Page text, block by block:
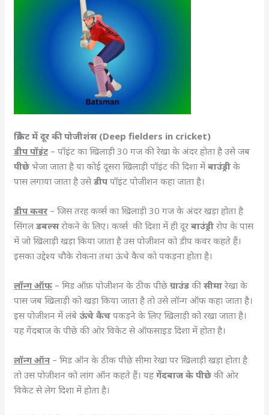
क्रिकेट में दूर की पोजीशंस (Deep fielders in cricket)
डीप पॉइंट – पॉइंट का खिलाड़ी 30 गज की रेखा के अंदर होता है उसे जब
पीछे भेजा जाता है या कोई दूसरा खिलाड़ी पॉइंट की दिशा मेंबाउंड्रीके
पास लगाया जाता है उसेडीपपॉइंट पोजीशन कहा जाता है।
डीप कवर – जिस तरह कर्व्स का खिलाड़ी 30 गज के अंदर खड़ा होता है
सिंगलडबल्सरोकने के लिए। कर्व्स की दिशा में ही दूरबाउंड्रीरोप के पास
में जो खिलाड़ी खड़ा किया जाता है उस पोजीशन को डीप कवर कहते हैं।
इसका उद्देश्य चौके रोकना तथा ऊंचे कैच को पकड़ना होता है।
लॉन्ग ऑफ – मिड ऑफ़ पोजीशन के ठीक पीछेग्राउंडकीसीमारेखा के
पास जब खिलाड़ी को खड़ा किया जाता है तो उसे लॉन्ग ऑफ कहा जाता है।
इस पोजीशन में लंबेऊंचे कैच पकड़ने के लिए खिलाड़ी को रखा जाता है।
यह गेंदबाज के पीछे की ओर विकेट से ऑफसाइड दिशा में होता है।
लॉन्ग ऑन – मिड ऑन के ठीक पीछे सीमा रेखा पर खिलाड़ी खड़ा होता है
तो उस पोजीशन को लांग ऑन कहते हैं। यहगेंदबाज के पीछे की ओर
विकेट से लेग दिशा में होता है।